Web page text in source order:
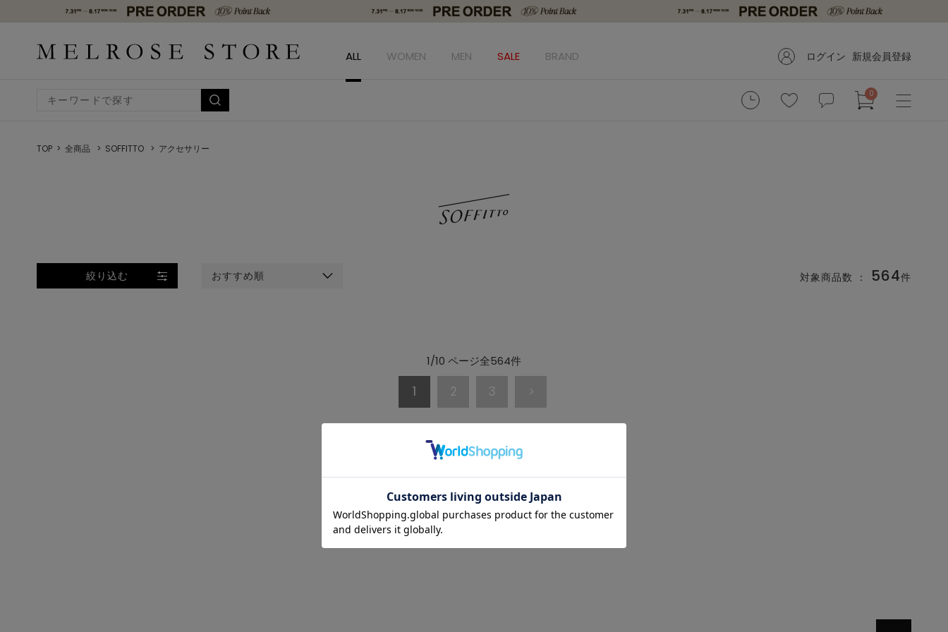
ALL WOMEN MEN SALE BRAND ログイン 新規会員登録
0
TOP 全商品 SOFFITTO アクセサリー
絞り込む おすすめ順 対象商品数 ： 564件
1/10 ページ全564件
1 2 3